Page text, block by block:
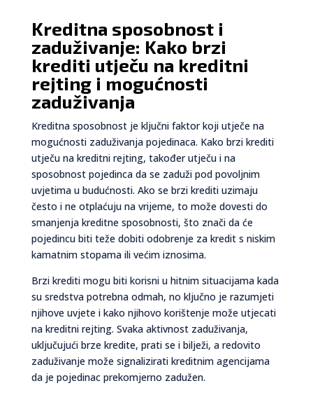
Kreditna sposobnost i
zaduživanje: Kako brzi
krediti utječu na kreditni
rejting i mogućnosti
zaduživanja
Kreditna sposobnost je ključni faktor koji utječe na
mogućnosti zaduživanja pojedinaca. Kako brzi krediti
utječu na kreditni rejting, također utječu i na
sposobnost pojedinca da se zaduži pod povoljnim
uvjetima u budućnosti. Ako se brzi krediti uzimaju
često i ne otplaćuju na vrijeme, to može dovesti do
smanjenja kreditne sposobnosti, što znači da će
pojedincu biti teže dobiti odobrenje za kredit s niskim
kamatnim stopama ili većim iznosima.
Brzi krediti mogu biti korisni u hitnim situacijama kada
su sredstva potrebna odmah, no ključno je razumjeti
njihove uvjete i kako njihovo korištenje može utjecati
na kreditni rejting. Svaka aktivnost zaduživanja,
uključujući brze kredite, prati se i bilježi, a redovito
zaduživanje može signalizirati kreditnim agencijama
da je pojedinac prekomjerno zadužen.